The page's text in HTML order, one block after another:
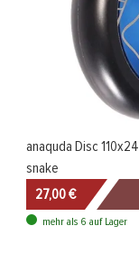
anaquda Disc
snake
27,00 €
mehr als 6 auf Lager